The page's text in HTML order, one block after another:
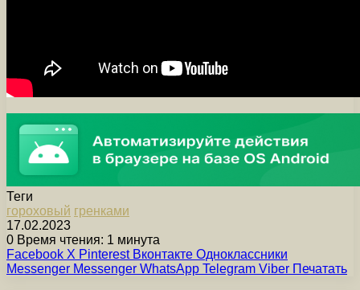
Теги
гороховый гренками
17.02.2023
0 Время чтения: 1 минута
Facebook X Pinterest Вконтакте Одноклассники
Messenger Messenger WhatsApp Telegram Viber Печатать